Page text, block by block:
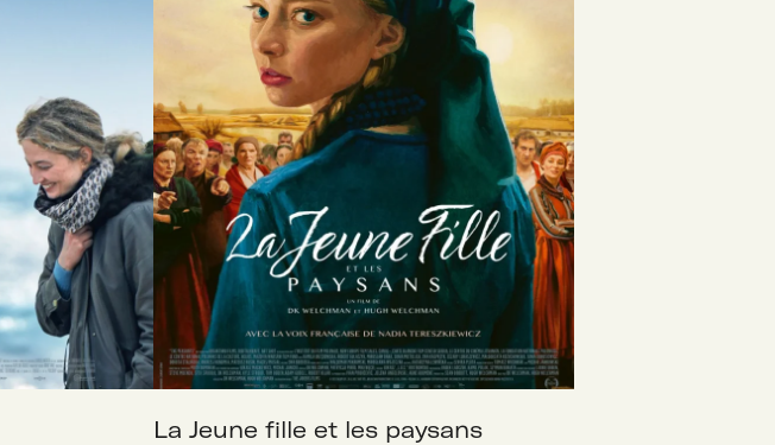
La Jeune fille et les paysans